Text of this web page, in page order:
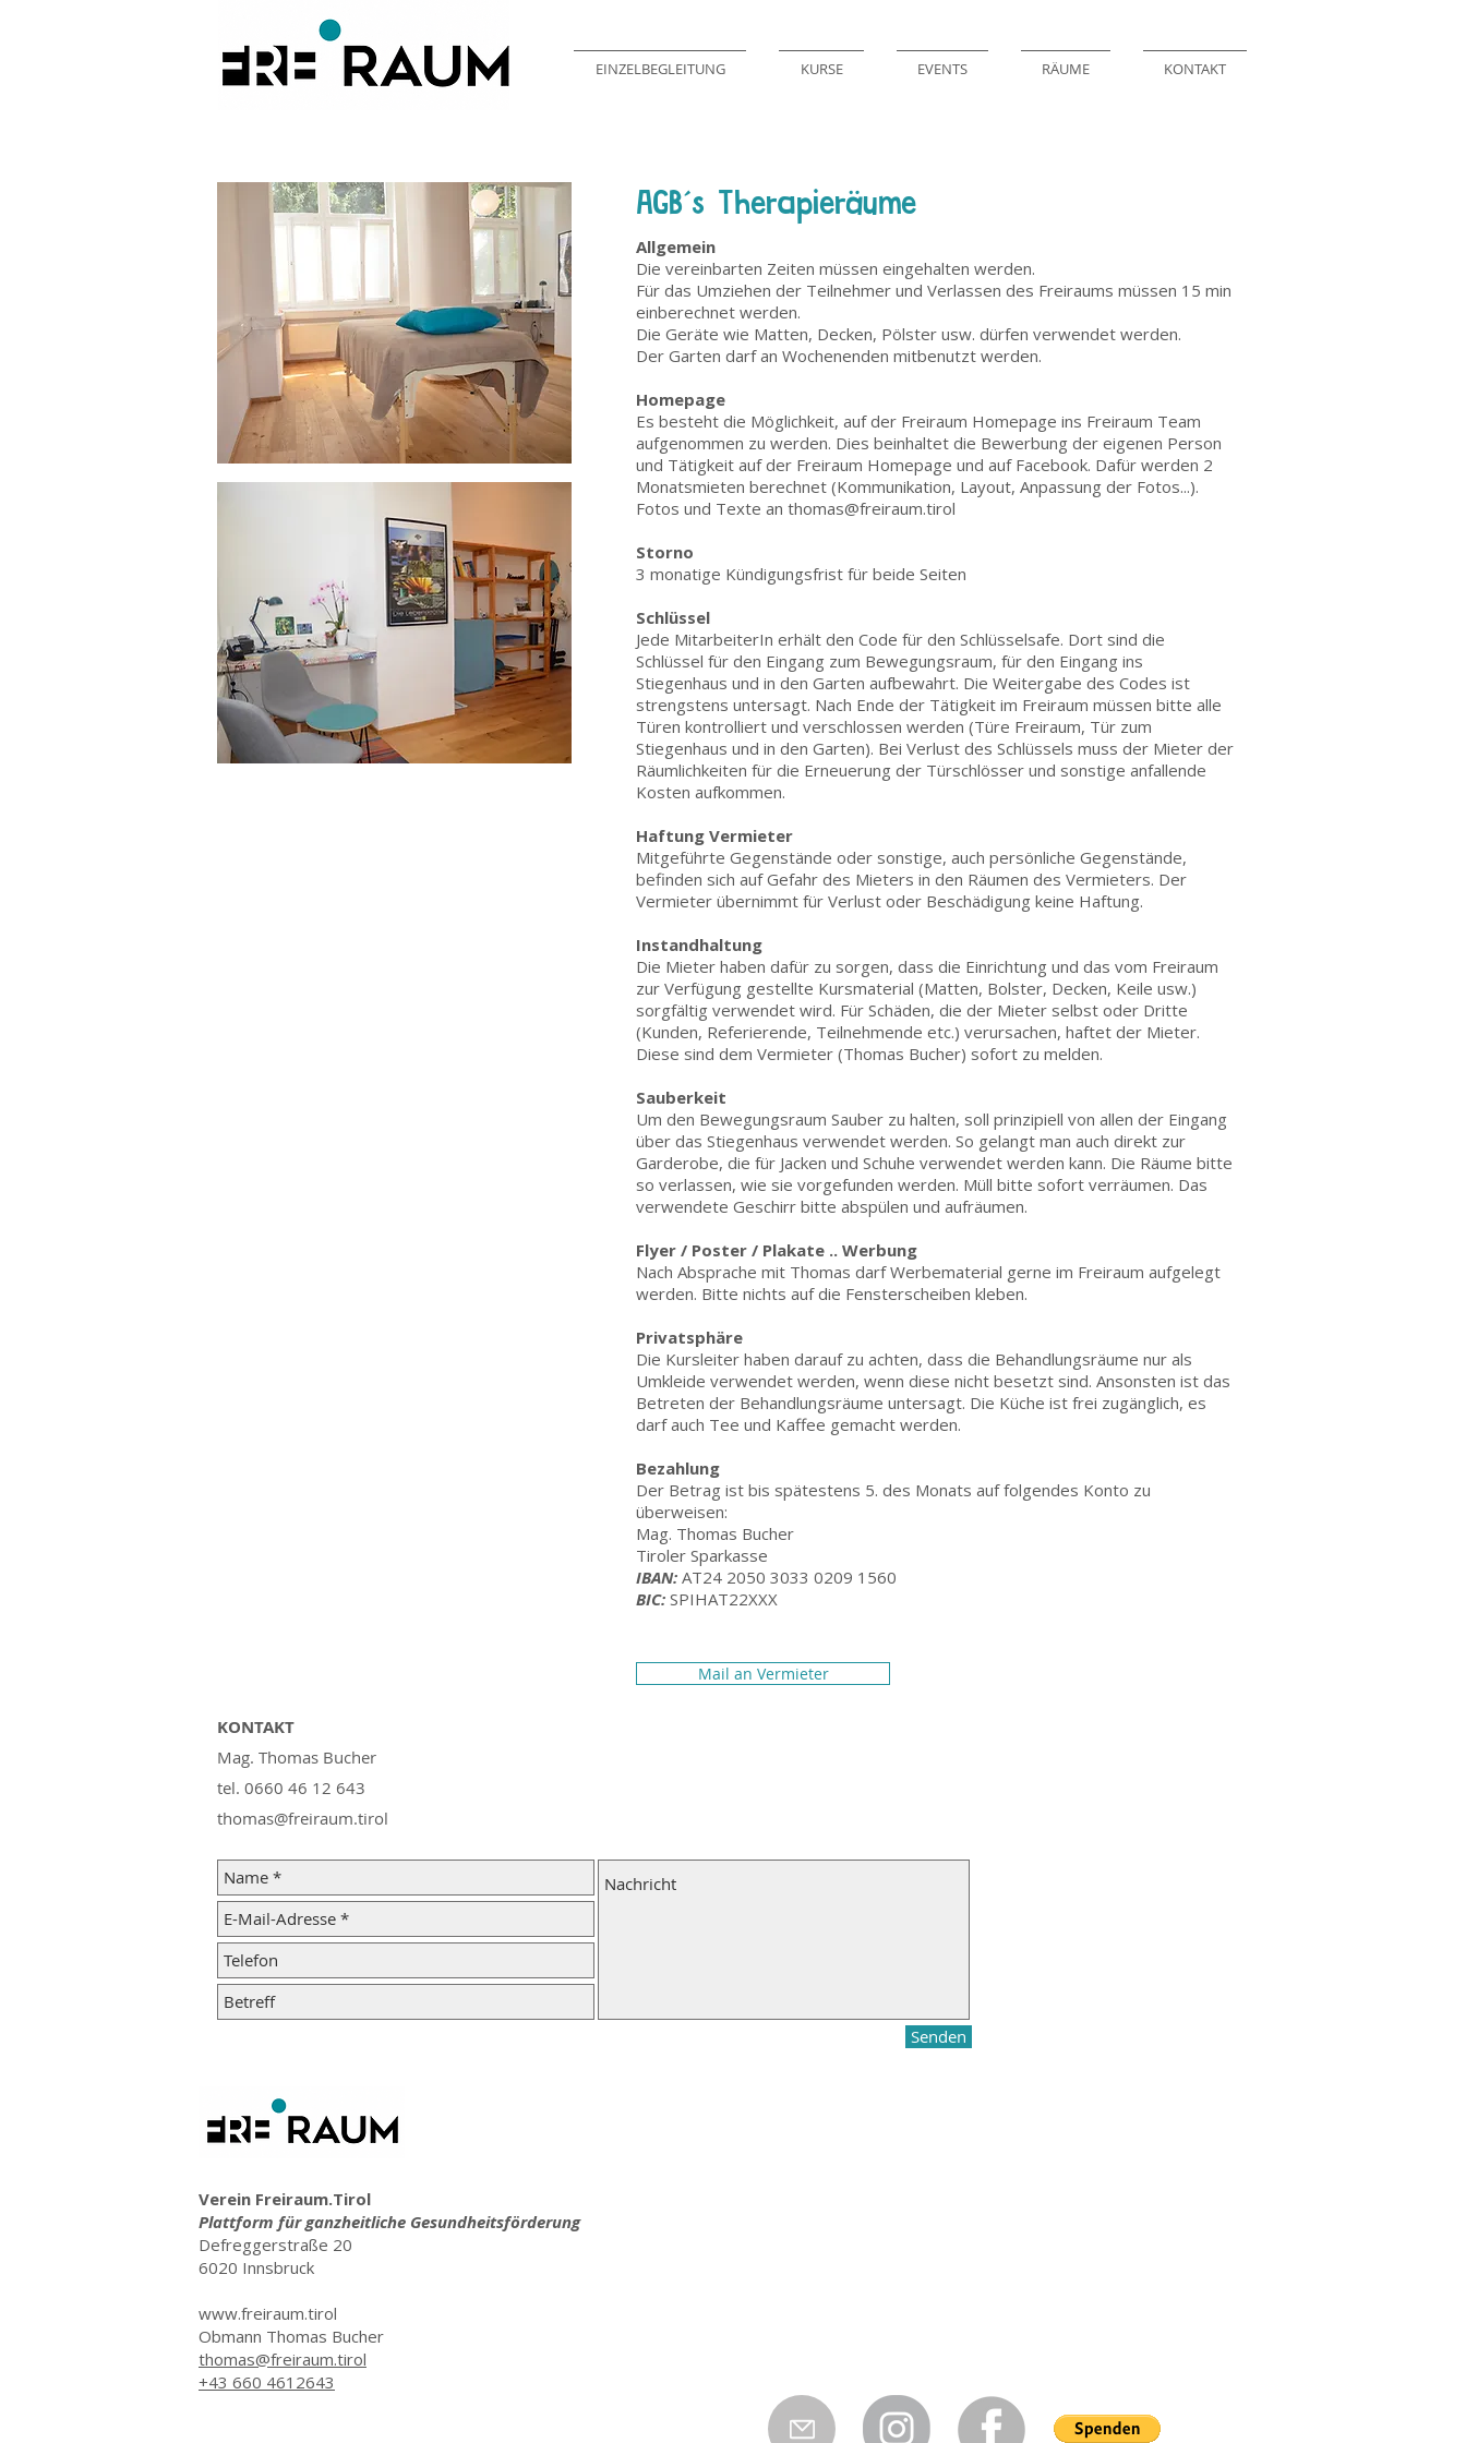
EINZELBEGLEITUNG KURSE EVENTS RÄUME KONTAKT
AGB´s Therapieräume
Allgemein
Die vereinbarten Zeiten müssen eingehalten werden.
Für das Umziehen der Teilnehmer und Verlassen des Freiraums müssen 15 min
einberechnet werden.
Die Geräte wie Matten, Decken, Pölster usw. dürfen verwendet werden.
Der Garten darf an Wochenenden mitbenutzt werden.
Homepage
Es besteht die Möglichkeit, auf der Freiraum Homepage ins Freiraum Team
aufgenommen zu werden. Dies beinhaltet die Bewerbung der eigenen Person
und Tätigkeit auf der Freiraum Homepage und auf Facebook. Dafür werden 2
Monatsmieten berechnet (Kommunikation, Layout, Anpassung der Fotos...).
Fotos und Texte an thomas@freiraum.tirol
Storno
3 monatige Kündigungsfrist für beide Seiten
Schlüssel
Jede MitarbeiterIn erhält den Code für den Schlüsselsafe. Dort sind die
Schlüssel für den Eingang zum Bewegungsraum, für den Eingang ins
Stiegenhaus und in den Garten aufbewahrt. Die Weitergabe des Codes ist
strengstens untersagt. Nach Ende der Tätigkeit im Freiraum müssen bitte alle
Türen kontrolliert und verschlossen werden (Türe Freiraum, Tür zum
Stiegenhaus und in den Garten). Bei Verlust des Schlüssels muss der Mieter der
Räumlichkeiten für die Erneuerung der Türschlösser und sonstige anfallende
Kosten aufkommen.
Haftung Vermieter
Mitgeführte Gegenstände oder sonstige, auch persönliche Gegenstände,
befinden sich auf Gefahr des Mieters in den Räumen des Vermieters. Der
Vermieter übernimmt für Verlust oder Beschädigung keine Haftung.
Instandhaltung
Die Mieter haben dafür zu sorgen, dass die Einrichtung und das vom Freiraum
zur Verfügung gestellte Kursmaterial (Matten, Bolster, Decken, Keile usw.)
sorgfältig verwendet wird. Für Schäden, die der Mieter selbst oder Dritte
(Kunden, Referierende, Teilnehmende etc.) verursachen, haftet der Mieter.
Diese sind dem Vermieter (Thomas Bucher) sofort zu melden.
Sauberkeit
Um den Bewegungsraum Sauber zu halten, soll prinzipiell von allen der Eingang
über das Stiegenhaus verwendet werden. So gelangt man auch direkt zur
Garderobe, die für Jacken und Schuhe verwendet werden kann. Die Räume bitte
so verlassen, wie sie vorgefunden werden. Müll bitte sofort verräumen. Das
verwendete Geschirr bitte abspülen und aufräumen.
Flyer / Poster / Plakate .. Werbung
Nach Absprache mit Thomas darf Werbematerial gerne im Freiraum aufgelegt
werden. Bitte nichts auf die Fensterscheiben kleben.
Privatsphäre
Die Kursleiter haben darauf zu achten, dass die Behandlungsräume nur als
Umkleide verwendet werden, wenn diese nicht besetzt sind. Ansonsten ist das
Betreten der Behandlungsräume untersagt. Die Küche ist frei zugänglich, es
darf auch Tee und Kaffee gemacht werden.
Bezahlung
Der Betrag ist bis spätestens 5. des Monats auf folgendes Konto zu
überweisen:
Mag. Thomas Bucher
Tiroler Sparkasse
IBAN: AT24 2050 3033 0209 1560
BIC: SPIHAT22XXX
Mail an Vermieter
KONTAKT
Mag. Thomas Bucher
tel. 0660 46 12 643
thomas@freiraum.tirol
Senden
Verein Freiraum.Tirol
Plattform für ganzheitliche Gesundheitsförderung
Defreggerstraße 20
6020 Innsbruck
www.freiraum.tirol
Obmann Thomas Bucher
thomas@freiraum.tirol
+43 660 4612643